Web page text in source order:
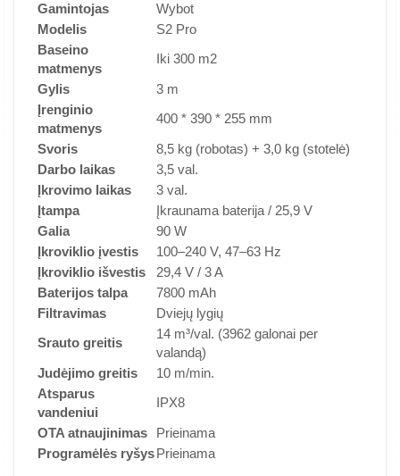
Gamintojas
Wybot
Modelis
S2 Pro
Baseino
matmenys
Iki 300 m2
Gylis
3 m
Įrenginio
matmenys
400 * 390 * 255 mm
Svoris
8,5 kg (robotas) + 3,0 kg (stotelė)
Darbo laikas
3,5 val.
Įkrovimo laikas
3 val.
Įtampa
Įkraunama baterija / 25,9 V
Galia
90 W
Įkroviklio įvestis
100–240 V, 47–63 Hz
Įkroviklio išvestis
29,4 V / 3 A
Baterijos talpa
7800 mAh
Filtravimas
Dviejų lygių
Srauto greitis
14 m³/val. (3962 galonai per
valandą)
Judėjimo greitis
10 m/min.
Atsparus
vandeniui
IPX8
OTA atnaujinimas
Prieinama
Programėlės ryšysPrieinama